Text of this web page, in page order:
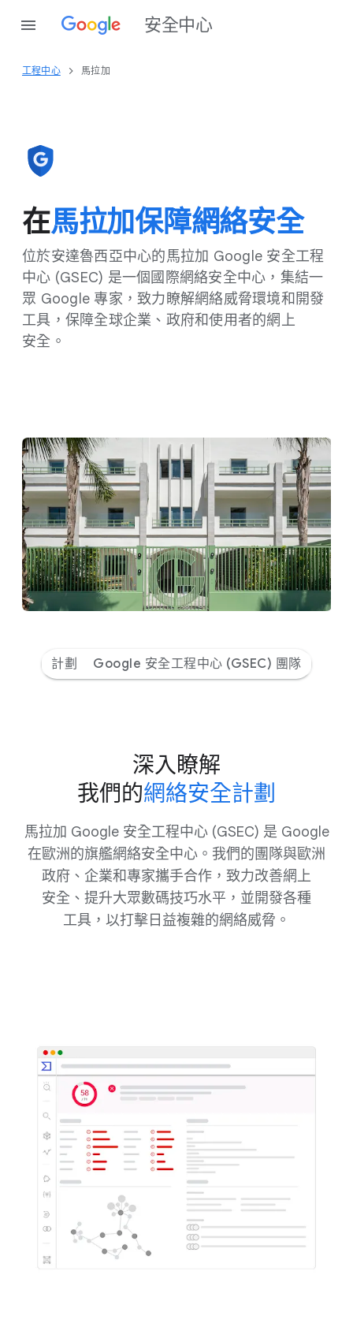
安全​中心
工程​中心 馬拉加
在馬拉加保障​網絡​安全
位於​安達​魯西亞​中心​的​馬拉加 Google 安全​工程​
中心 (GSEC) 是​一​個​國際​網絡​安全​中心，​集結​一​
眾 Google 專家，​致力​瞭解​網絡威脅​環境​和​開發​
工具，​保障​全球​企業、​政府​和​使用​者​的​網上​
安全。
計劃 Google 安全工程中心 (GSEC) 團隊
深入​瞭解
我​們​的​網絡​安全​計劃
馬拉加 Google 安全​工程​中心 (GSEC) 是 Google
在​歐洲​的​旗艦​網​絡​安全​中心。​我們​的​團隊​與​歐洲​
政府、​企業​和​專家​攜手​合作，​致力​改善​網​上​
安全、​提升​大眾數​碼​技​巧​水平，​並​開發​各​種​
工具，​以​打擊​日​益​複雜​的​網絡​威脅。